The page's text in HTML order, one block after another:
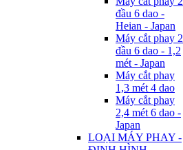
đầu 6 dao -
Heian - Japan
Máy cắt phay 2
đầu 6 dao - 1,2
mét - Japan
Máy cắt phay
1,3 mét 4 dao
Máy cắt phay
2,4 mét 6 dao -
Japan
LOẠI MÁY PHAY -